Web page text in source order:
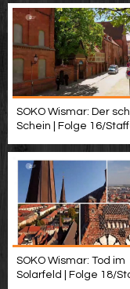
SOKO Wismar: Der
Schein | Folge 16/
SOKO Wismar: Tod im
Solarfeld | Folge 18/